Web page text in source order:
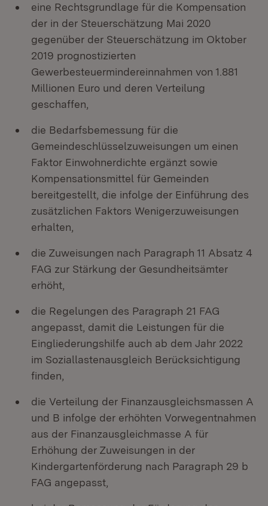
eine Rechtsgrundlage für die Kompensation
der in der Steuerschätzung Mai 2020
gegenüber der Steuerschätzung im Oktober
2019 prognostizierten
Gewerbesteuermindereinnahmen von 1.881
Millionen Euro und deren Verteilung
geschaffen,
die Bedarfsbemessung für die
Gemeindeschlüsselzuweisungen um einen
Faktor Einwohnerdichte ergänzt sowie
Kompensationsmittel für Gemeinden
bereitgestellt, die infolge der Einführung des
zusätzlichen Faktors Wenigerzuweisungen
erhalten,
die Zuweisungen nach Paragraph 11 Absatz 4
FAG zur Stärkung der Gesundheitsämter
erhöht,
die Regelungen des Paragraph 21 FAG
angepasst, damit die Leistungen für die
Eingliederungshilfe auch ab dem Jahr 2022
im Soziallastenausgleich Berücksichtigung
finden,
die Verteilung der Finanzausgleichsmassen A
und B infolge der erhöhten Vorwegentnahmen
aus der Finanzausgleichmasse A für
Erhöhung der Zuweisungen in der
Kindergartenförderung nach Paragraph 29 b
FAG angepasst,